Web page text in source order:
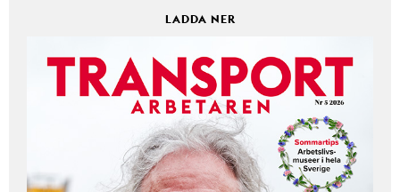
LADDA NER